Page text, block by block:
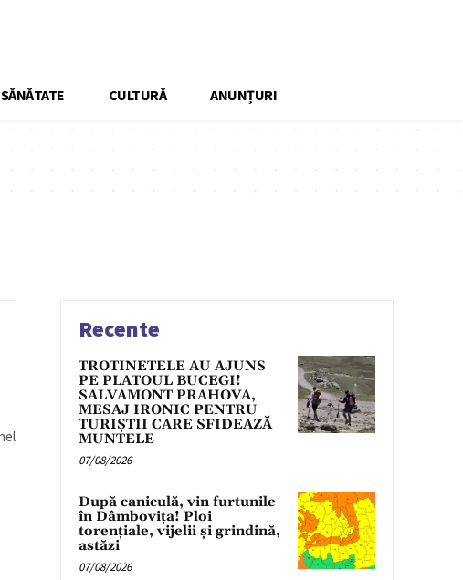
SĂNĂTATE CULTURĂ ANUNȚURI
Recente
TROTINETELE AU AJUNS
PE PLATOUL BUCEGI!
SALVAMONT PRAHOVA,
MESAJ IRONIC PENTRU
TURIȘTII CARE SFIDEAZĂ
MUNTELE
07/08/2026
După caniculă, vin furtunile
în Dâmbovița! Ploi
torențiale, vijelii și grindină,
astăzi
07/08/2026